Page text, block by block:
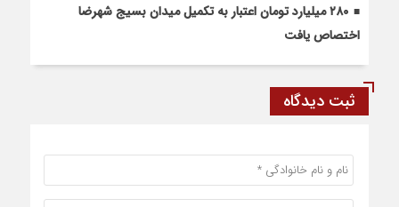
۲۸۰ میلیارد تومان اعتبار به تکمیل میدان بسیج شهرضا
اختصاص یافت
ثبت دیدگاه